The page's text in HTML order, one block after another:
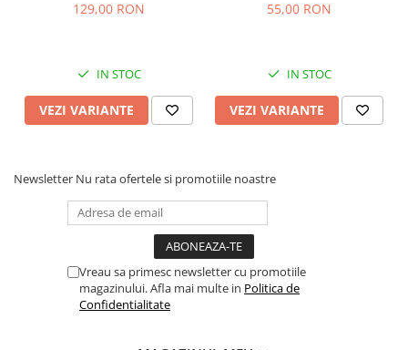
129,00 RON
IN STOC
VEZI VARIANTE
55,00 RON
IN STOC
VEZI VARIANTE
Newsletter Nu rata ofertele si promotiile noastre
Vreau sa primesc newsletter cu promotiile
magazinului. Afla mai multe in Politica de
Confidentialitate